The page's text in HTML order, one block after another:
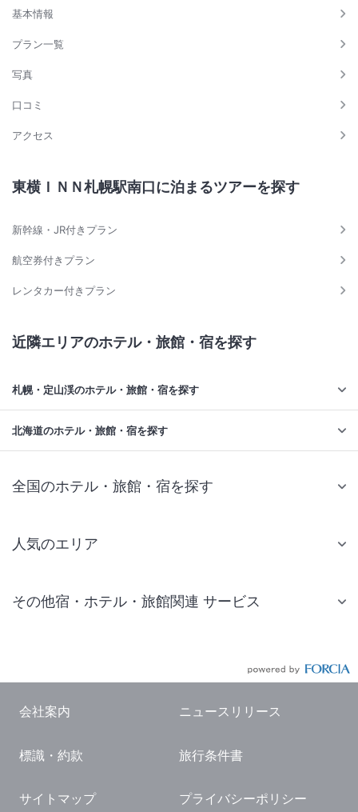
基本情報
プラン一覧
写真
口コミ
アクセス
東横ＩＮＮ札幌駅南口に泊まるツアーを探す
新幹線・JR付きプラン
航空券付きプラン
レンタカー付きプラン
近隣エリアのホテル・旅館・宿を探す
札幌・定山渓のホテル・旅館・宿を探す
北海道のホテル・旅館・宿を探す
全国のホテル・旅館・宿を探す
人気のエリア
仙台 ホテル
東京ドーム ホテル
横浜 ホテル
熱海 ホテル
その他宿・ホテル・旅館関連 サービス
国内観光ガイド
旅行・観光情報
会社案内 ニュースリリース
標識・約款 旅行条件書
サイトマップ プライバシーポリシー